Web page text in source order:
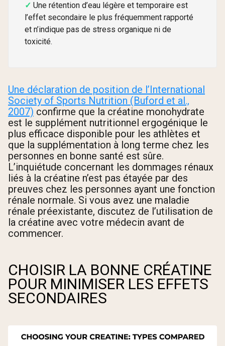
Une rétention d’eau légère et temporaire est
l’effet secondaire le plus fréquemment rapporté
et n’indique pas de stress organique ni de
toxicité.
Une déclaration de position de l’International
Society of Sports Nutrition (Buford et al.,
2007) confirme que la créatine monohydrate
est le supplément nutritionnel ergogénique le
plus efficace disponible pour les athlètes et
que la supplémentation à long terme chez les
personnes en bonne santé est sûre.
L’inquiétude concernant les dommages rénaux
liés à la créatine n’est pas étayée par des
preuves chez les personnes ayant une fonction
rénale normale. Si vous avez une maladie
rénale préexistante, discutez de l’utilisation de
la créatine avec votre médecin avant de
commencer.
CHOISIR LA BONNE CRÉATINE
POUR MINIMISER LES EFFETS
SECONDAIRES